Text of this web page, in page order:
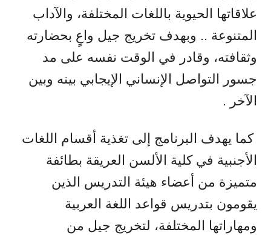
علاقاتها الحيوية باللغات المختلفة، والآداب
المتنوعة .. وبهدف تخريج جيل واعٍ بحضارته
وثقافته، وقادر في الوقت نفسه على مد
جسور التواصل الإنساني الإيجابي بينه وبين
الآخر .
كما يهدف البرنامج إلى تغذية أقسام اللغات
الأجنبية في كلية الألسن العريقة بطائفة
متميزة من أعضاء هيئة التدريس الذين
يقومون بتدريس قواعد اللغة العربية
ومهاراتها المختلفة، لتخريج جيل من